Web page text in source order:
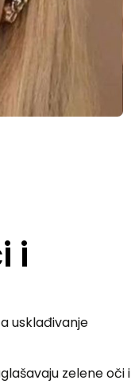
i
usklađivanje
zelene oči i